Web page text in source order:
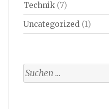
Technik(7)
Uncategorized (1)
Suchen
nach: